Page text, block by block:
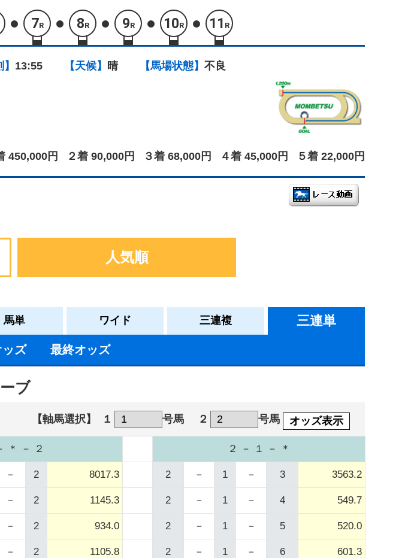
7R 8R 9R 10R 11 R
13:55 【天候】 晴 【馬場状態】 不良
450,000円 ２着 90,000円 ３着 68,000円 ４着 45,000円 ５着 22,000円
人気順
馬単 ワイド 三連複 三連単
ッズ 最終オッズ
ブ
【軸馬選択】 １ 号馬 ２ 号馬 オッズ表示
＊ － ２ ２ － １ － ＊
－ 2 8017.3 2 － 1 － 3 3563.2
－ 2 1145.3 2 － 1 － 4 549.7
－ 2 934.0 2 － 1 － 5 520.0
－ 2 1105.8 2 － 1 － 6 601.3